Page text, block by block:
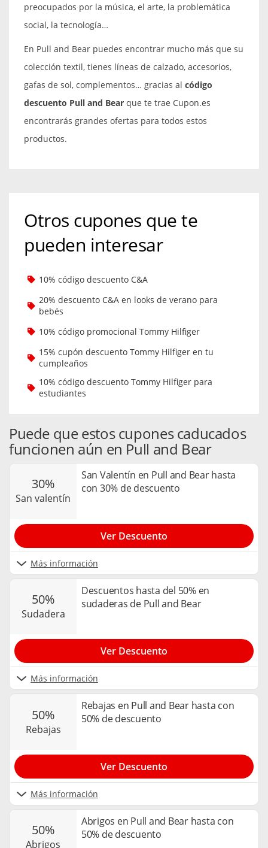
preocupados por la música, el arte, la problemática
social, la tecnología…
En Pull and Bear puedes encontrar mucho más que su
colección textil, tienes líneas de calzado, accesorios,
gafas de sol, complementos… gracias al código
descuento Pull and Bear que te trae Cupon.es
encontrarás grandes ofertas para todos estos
productos.
Otros cupones que te
pueden interesar
10% código descuento C&A
20% descuento C&A en looks de verano para
bebés
10% código promocional Tommy Hilfiger
15% cupón descuento Tommy Hilfiger en tu
cumpleaños
10% código descuento Tommy Hilfiger para
estudiantes
Puede que estos cupones caducados
funcionen aún en Pull and Bear
30%
san valentín
San Valentín en Pull and Bear hasta
con 30% de descuento
Más información
Ver Descuento
50%
sudadera
Descuentos hasta del 50% en
sudaderas de Pull and Bear
Más información
Ver Descuento
50%
rebajas
Rebajas en Pull and Bear hasta con
50% de descuento
Más información
Ver Descuento
50%
abrigos
Abrigos en Pull and Bear hasta con
50% de descuento